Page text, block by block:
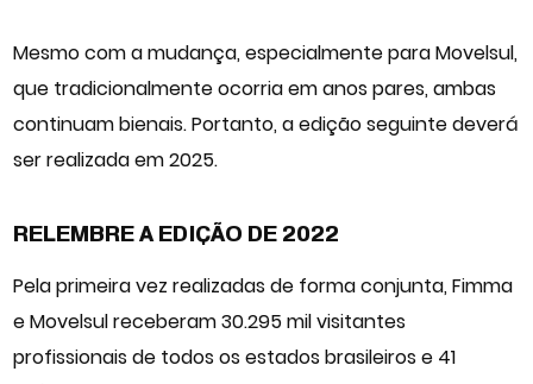
Mesmo com a mudança, especialmente para Movelsul,
que tradicionalmente ocorria em anos pares, ambas
continuam bienais. Portanto, a edição seguinte deverá
ser realizada em 2025.
RELEMBRE A EDIÇÃO DE 2022
Pela primeira vez realizadas de forma conjunta, Fimma
e Movelsul receberam 30.295 mil visitantes
profissionais de todos os estados brasileiros e 41